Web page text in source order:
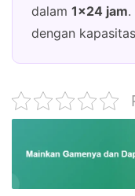
dalam 1×24 jam.
dengan